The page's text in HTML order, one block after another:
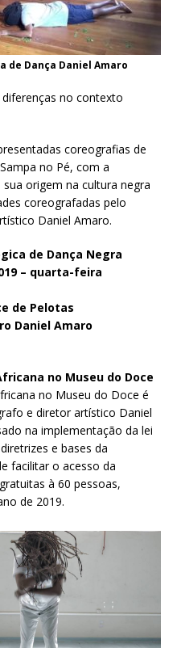
de Dança Daniel Amaro
no contexto
coreografias de
no Pé, com a
origem na cultura negra
coreografadas pelo
Daniel Amaro.
de Dança Negra
– quarta-feira
de Pelotas
Daniel Amaro
no Museu do Doce
no Museu do Doce é
e diretor artístico Daniel
na implementação da lei
e bases da
facilitar o acesso da
à 60 pessoas,
de 2019.